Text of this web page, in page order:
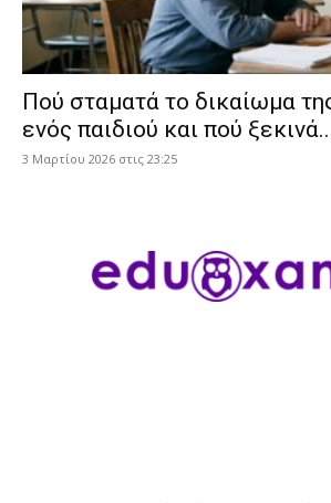
Πού σταματά το δικαίωμα
ενός παιδιού και πού
3 Μαρτίου 2026 στις 23:25